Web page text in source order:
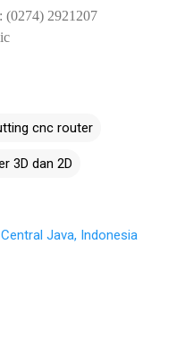
(0274) 2921207
cnc router
3D dan 2D
Java, Indonesia